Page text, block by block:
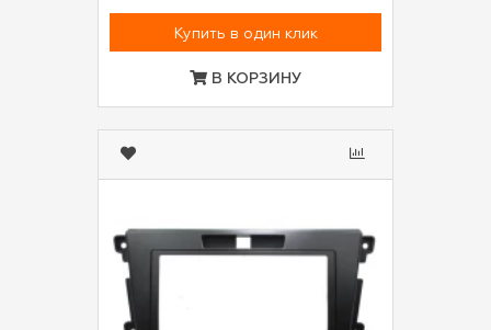
Купить в один клик
В КОРЗИНУ